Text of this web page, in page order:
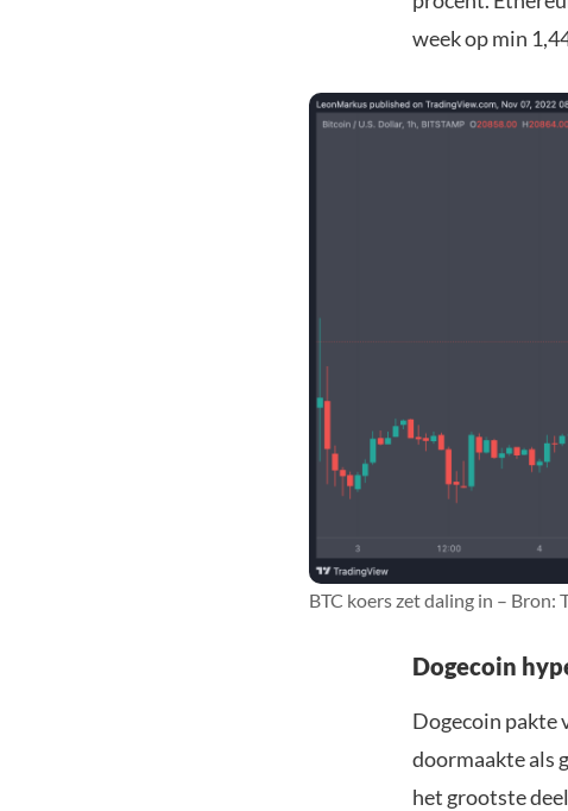
week op min
BTC koers zet daling in – Bron:
Dogecoin
Dogecoin pakte
doormaakte als
het grootste